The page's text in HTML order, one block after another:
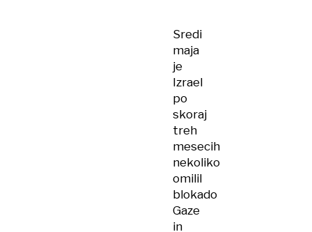
odpravlja
v
Sredi
maja
je
Izrael
po
skoraj
treh
mesecih
nekoliko
omilil
blokado
Gaze
in